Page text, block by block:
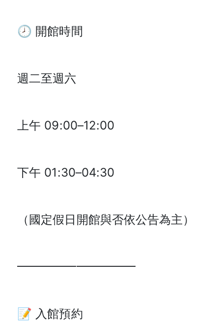
🕗 開館時間
週二至週六
上午 09:00–12:00
下午 01:30–04:30
（國定假日開館與否依公告為主）
━━━━━━━━━━
📝 入館預約